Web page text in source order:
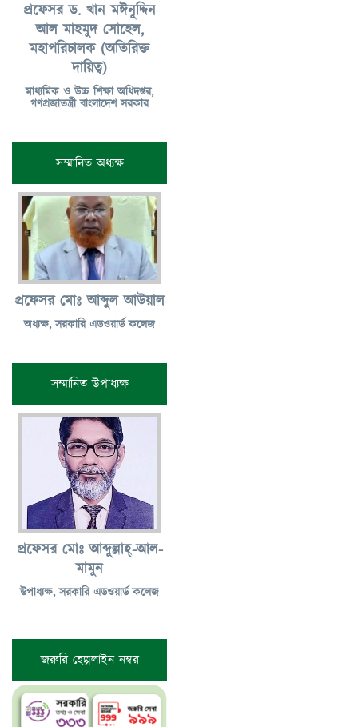
প্রফেসর ড. খান মঈনুদ্দিন
আল মাহমুদ সোহেল,
মহাপরিচালক (অতিরিক্ত
দায়িত্ব)
মাধ্যমিক ও উচ্চ শিক্ষা অধিদপ্তর,
গণপ্রজাতন্ত্রী বাংলাদেশ সরকার
সম্মানিত অধ্যক্ষ
প্রফেসর মোঃ আব্দুল আউয়াল
অধ্যক্ষ, সরকারি এডওয়ার্ড কলেজ
সম্মানিত উপাধ্যক্ষ
প্রফেসর মোঃ আব্দুল্লাহ্-আল-
মামুন
উপাধ্যক্ষ, সরকারি এডওয়ার্ড কলেজ
জরুরি হেল্পলাইন নম্বর